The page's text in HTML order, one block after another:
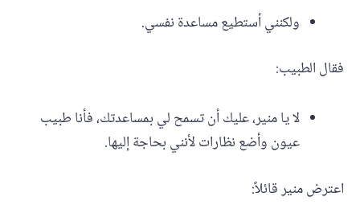
ولكنني أستطيع مساعدة نفسي.
فقال الطبيب:
لا يا منير، عليك أن تسمح لي بمساعدتك، فأنا طبيب
عيون وأضع نظارات لأنني بحاجة إليها.
اعترض منير قائلاً: